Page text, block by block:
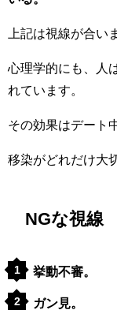
上記は視線が合い
心理学的にも、人
れています。
その効果はデート
移染がどれだけ大
NGな視線
挙動不審。
ガン見。